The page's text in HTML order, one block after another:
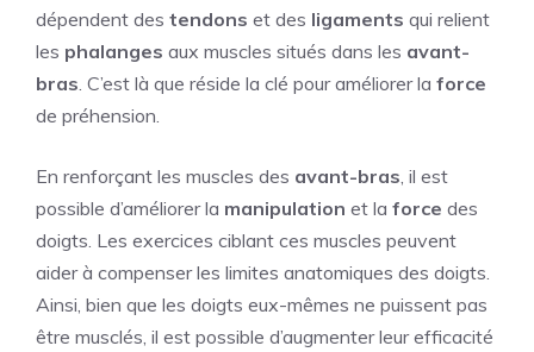
dépendent des tendons et des ligaments qui relient
les phalanges aux muscles situés dans les avant-
bras . C’est là que réside la clé pour améliorer la force
de préhension.
En renforçant les muscles des avant-bras , il est
possible d’améliorer la manipulation et la force des
doigts. Les exercices ciblant ces muscles peuvent
aider à compenser les limites anatomiques des doigts.
Ainsi, bien que les doigts eux-mêmes ne puissent pas
être musclés, il est possible d’augmenter leur efficacité